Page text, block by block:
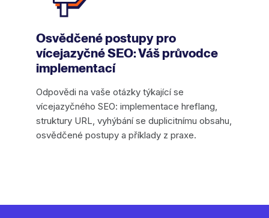
Osvědčené postupy pro
vícejazyčné SEO: Váš průvodce
implementací
Odpovědi na vaše otázky týkající se
vícejazyčného SEO: implementace hreflang,
struktury URL, vyhýbání se duplicitnímu obsahu,
osvědčené postupy a příklady z praxe.